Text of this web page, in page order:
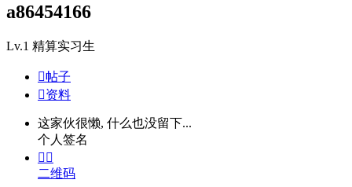
a86454166
Lv.1 精算实习生
帖子
资料
这家伙很懒, 什么也没留下...
个人签名
 
二维码